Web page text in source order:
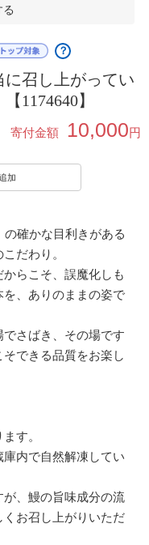
？
召し上がってい
1174640】
寄付金額 10,000円
加
確かな目利きがある
だわり。
らこそ、誤魔化しも
、ありのままの姿で
さばき、その場です
できる品質をお楽し
す。
内で自然解凍してい
、鰻の旨味成分の流
お召し上がりいただ